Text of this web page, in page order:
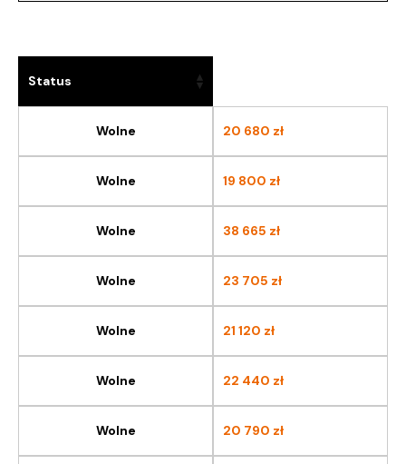
Status
Wolne 20 680 zł
Wolne 19 800 zł
Wolne 38 665 zł
Wolne 23 705 zł
Wolne 21 120 zł
Wolne 22 440 zł
Wolne 20 790 zł